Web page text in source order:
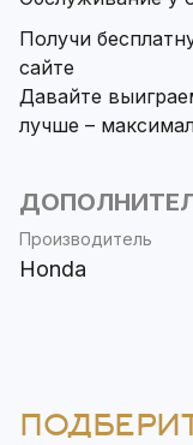
Получи
сайте
Давайте
лучше –
Производитель
Honda